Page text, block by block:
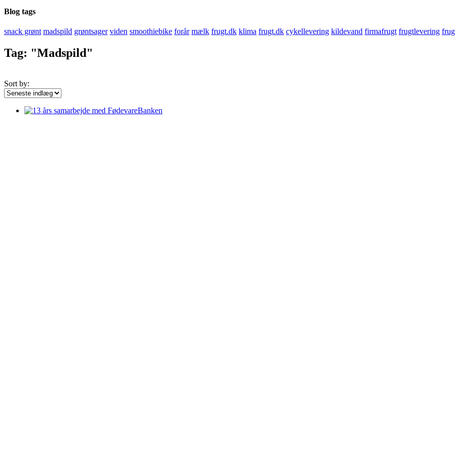
Blog tags
snack grønt madspild grøntsager viden smoothiebike forår mælk frugt.dk klima frugt.dk cykellevering kildevand firmafrugt frugtlevering
Tag: "Madspild"
Sort by: